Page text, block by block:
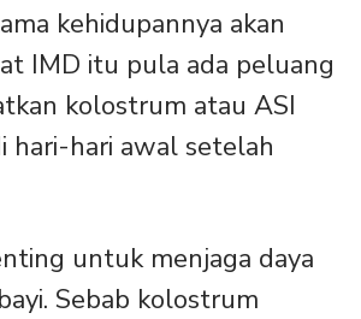
kehidupannya akan
IMD itu pula ada peluang
kolostrum atau ASI
hari-hari awal setelah
untuk menjaga daya
Sebab kolostrum